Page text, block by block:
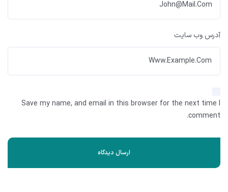
آدرس وب سایت
Save my name, and email in this browser for the next time I
comment.